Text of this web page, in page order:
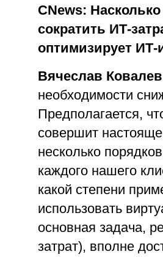
CNews:
сократить ИТ-
оптимизирует ИТ-
Вячеслав
необходимости
Предполагается,
совершит
несколько
каждого нашего
какой степени
использовать
основная задача,
затрат), вполне